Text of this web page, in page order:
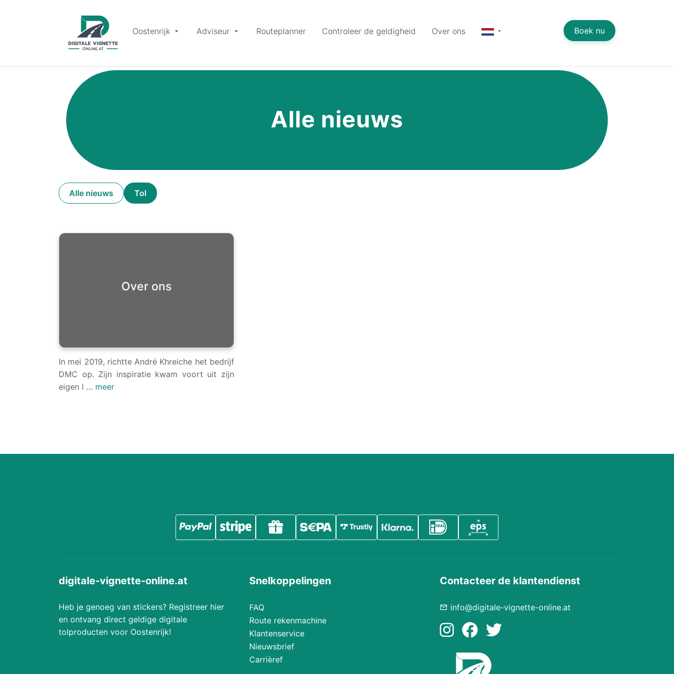
Oostenrijk Boek nu
Adviseur Routeplanner Controleer de geldigheid Over ons
Alle nieuws
Alle nieuws Tol
Over ons
In mei 2019, richtte André Khreiche het bedrijf
DMC op. Zijn inspiratie kwam voort uit zijn
eigen l … meer
digitale-vignette-online.at
Heb je genoeg van stickers? Registreer hier
en ontvang direct geldige digitale
tolproducten voor Oostenrijk!
Snelkoppelingen
FAQ
Route rekenmachine
Klantenservice
Nieuwsbrief
Carrièref
Contacteer de klantendienst
info@digitale-vignette-online.at